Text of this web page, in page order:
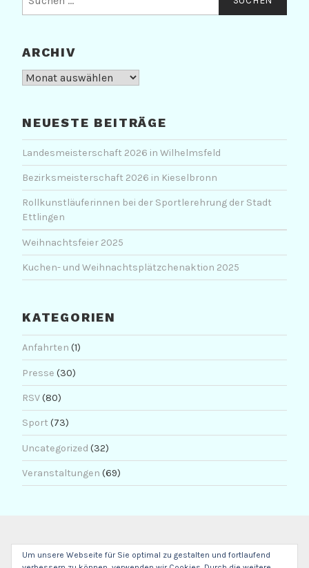
nach:
ARCHIV
Archiv
NEUESTE BEITRÄGE
Landesmeisterschaft 2026 in Wilhelmsfeld
Bezirksmeisterschaft 2026 in Kieselbronn
Rollkunstläuferinnen bei der Sportlerehrung der Stadt
Ettlingen
Weihnachtsfeier 2025
Kuchen- und Weihnachtsplätzchenaktion 2025
KATEGORIEN
Anfahrten (1)
Presse (30)
RSV(80)
Sport (73)
Uncategorized (32)
Veranstaltungen (69)
Um unsere Webseite für Sie optimal zu gestalten und fortlaufend